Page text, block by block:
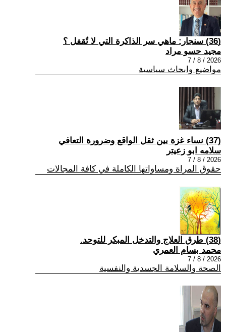
(36) سنجار: ماهي سر الذاكرة التي لا تُقفل ؟
مجيد حسو مراد
2026 / 8 / 7
مواضيع وابحاث سياسية
(37) نساء غزة بين ثقل الواقع وضرورة التعافي
سلامه ابو زعيتر
2026 / 8 / 7
حقوق المراة ومساواتها الكاملة في كافة المجالات
(38) طرق العلاج والتدخل المبكر للتوحد.
محمد بسام العمري
2026 / 8 / 7
الصحة والسلامة الجسدية والنفسية